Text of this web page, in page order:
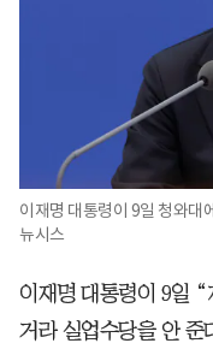
이재명 대통령이 9일 청와대
뉴시스
이재명 대통령이 9일
거라 실업수당을 안 준